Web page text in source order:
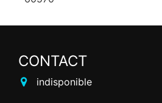
CONTACT
indisponible